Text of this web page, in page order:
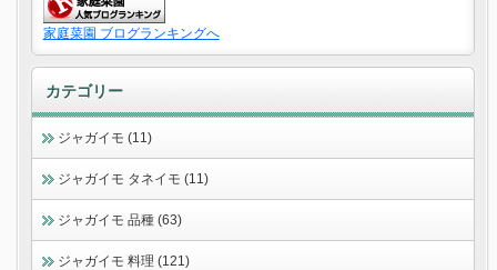
家庭菜園 ブログランキングへ
カテゴリー
ジャガイモ (11)
ジャガイモ タネイモ (11)
ジャガイモ 品種 (63)
ジャガイモ 料理 (121)